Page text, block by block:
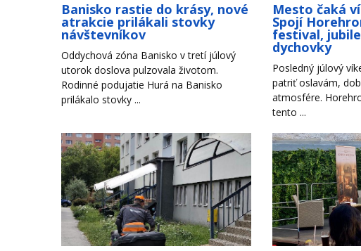
Banisko rastie do krásy, nové
atrakcie prilákali stovky
návštevníkov
Oddychová zóna Banisko v tretí júlový
utorok doslova pulzovala životom.
Rodinné podujatie Hurá na Banisko
prilákalo stovky ...
Mesto čaká
Spojí
festival,
dychovky
Posledný júlový
patriť oslavám,
atmosfére.
tento ...